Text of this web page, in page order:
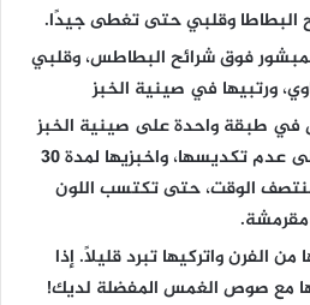
البطاطا وقلبي حتى تغطى جيدًا.
فوق شرائح البطاطس، وقلبي
ورتبيها في صينية الخبز
طبقة واحدة على صينية الخبز
المحضرة، مع الحرص على عدم تكديسها، واخبزيها لمدة 30
الوقت، حتى تكتسب اللون
من الفرن واتركيها تبرد قليلًا. إذا
مع صوص الغمس المفضلة لديك!